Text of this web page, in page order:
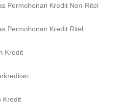
Permohonan Kredit Non-Ritel
Permohonan Kredit Ritel
Kredit
Kredit